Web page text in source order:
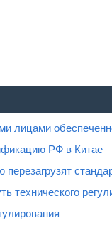
лицами
РФ в Китае
технического